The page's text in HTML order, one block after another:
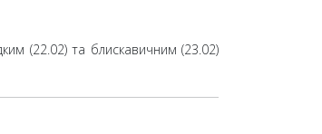
(22.02) та блискавичним (23.02)